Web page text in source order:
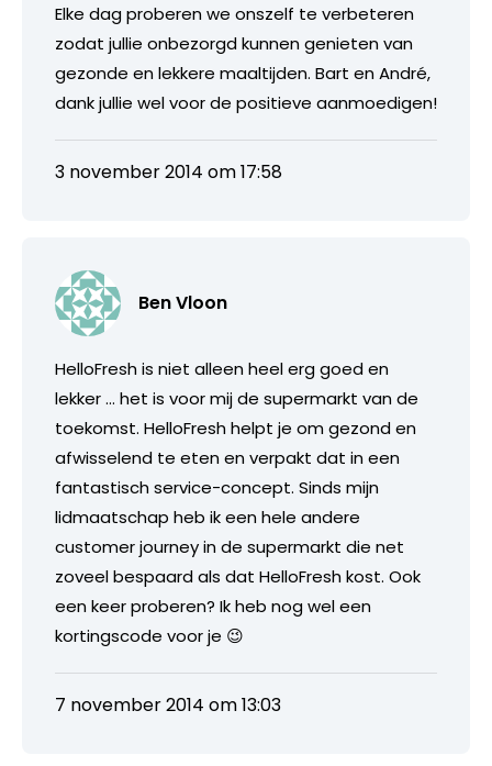
Elke dag proberen we onszelf te verbeteren
zodat jullie onbezorgd kunnen genieten van
gezonde en lekkere maaltijden. Bart en André,
dank jullie wel voor de positieve aanmoedigen!
3 november 2014 om 17:58
Ben Vloon
HelloFresh is niet alleen heel erg goed en
lekker … het is voor mij de supermarkt van de
toekomst. HelloFresh helpt je om gezond en
afwisselend te eten en verpakt dat in een
fantastisch service-concept. Sinds mijn
lidmaatschap heb ik een hele andere
customer journey in de supermarkt die net
zoveel bespaard als dat HelloFresh kost. Ook
een keer proberen? Ik heb nog wel een
kortingscode voor je 😉
7 november 2014 om 13:03